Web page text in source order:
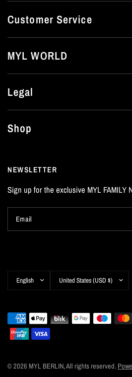
Customer Service
MYL WORLD
Legal
Shop
NEWSLETTER
Sign up for the exclusive MYL FAMILY
Email
Update
country/region
Update
© 2026 MYL BERLIN, All rights reserved.